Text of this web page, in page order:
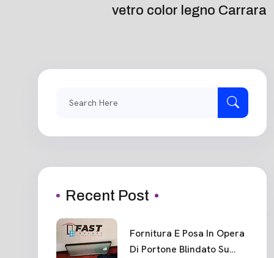
vetro color legno Carrara
Recent Post
Fornitura E Posa In Opera
Di Portone Blindato Su